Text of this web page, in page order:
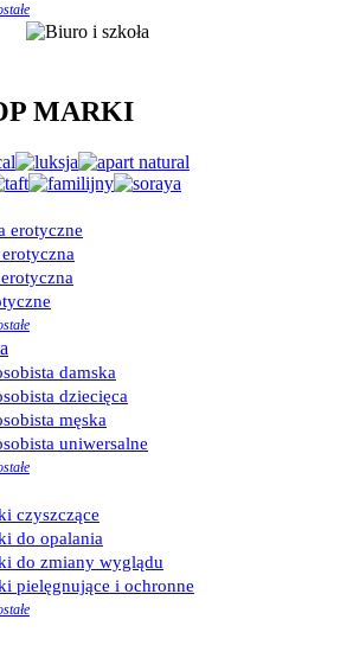
MARKI
erotyczne
damska
dziecięca
męska
uniwersalne
czyszczące
do opalania
do zmiany wyglądu
pielęgnujące i ochronne